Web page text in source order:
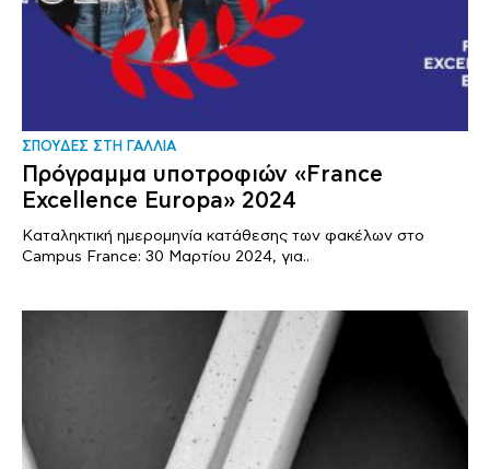
ΣΠΟΥΔΕΣ ΣΤΗ ΓΑΛΛΙΑ
Πρόγραμμα υποτροφιών «France
Excellence Europa» 2024
Καταληκτική ημερομηνία κατάθεσης των φακέλων στο
Campus France: 30 Μαρτίου 2024, για..